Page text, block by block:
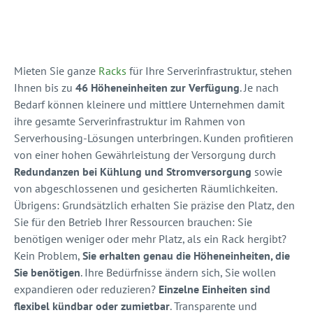
Mieten Sie ganze Racks für Ihre Serverinfrastruktur, stehen
Ihnen bis zu 46 Höheneinheiten zur Verfügung. Je nach
Bedarf können kleinere und mittlere Unternehmen damit
ihre gesamte Serverinfrastruktur im Rahmen von
Serverhousing-Lösungen unterbringen. Kunden profitieren
von einer hohen Gewährleistung der Versorgung durch
Redundanzen bei Kühlung und Stromversorgung sowie
von abgeschlossenen und gesicherten Räumlichkeiten.
Übrigens: Grundsätzlich erhalten Sie präzise den Platz, den
Sie für den Betrieb Ihrer Ressourcen brauchen: Sie
benötigen weniger oder mehr Platz, als ein Rack hergibt?
Kein Problem, Sie erhalten genau die Höheneinheiten, die
Sie benötigen. Ihre Bedürfnisse ändern sich, Sie wollen
expandieren oder reduzieren? Einzelne Einheiten sind
flexibel kündbar oder zumietbar. Transparente und